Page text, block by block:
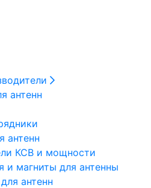
антенн
антенн
КСВ и мощности
и магниты для антенны
антенн